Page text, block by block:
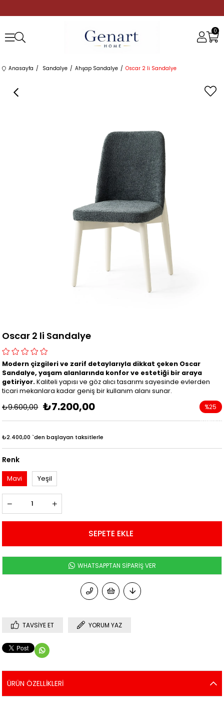
0
Anasayfa Sandalye Ahşap Sandalye Oscar 2 li Sandalye
Oscar 2 li Sandalye
Modern çizgileri ve zarif detaylarıyla dikkat çeken Oscar
Sandalye, yaşam alanlarında konfor ve estetiği bir araya
getiriyor.Kaliteli yapısı ve göz alıcı tasarımı sayesinde evlerden
ticari mekanlara kadar geniş bir kullanım alanı sunar.
₺9.600,00 ₺7.200,00 %25
İndirim
₺2.400,00 `den başlayan taksitlerle
Renk
Mavi Yeşil
WHATSAPPTAN SİPARİŞ VER
TAVSIYE ET YORUM YAZ
ÜRÜN ÖZELLIKLERI